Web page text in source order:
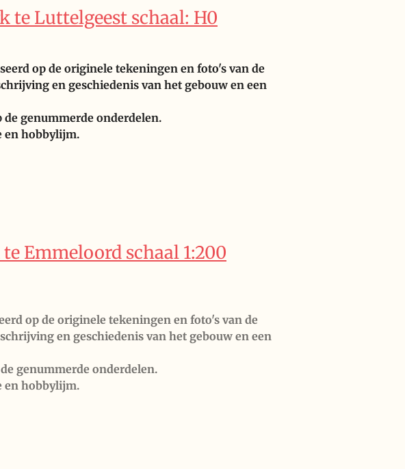
te Luttelgeest schaal: H0
op de originele tekeningen en foto's van de
en geschiedenis van het gebouw en een
de genummerde onderdelen.
en hobbylijm.
Emmeloord schaal 1:200
op de originele tekeningen en foto's van de
en geschiedenis van het gebouw en een
genummerde onderdelen.
en hobbylijm.